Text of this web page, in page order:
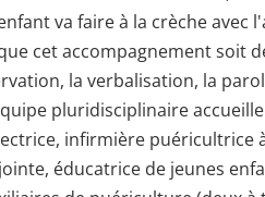
va faire à la crèche avec
cet accompagnement soit
la verbalisation, la
pluridisciplinaire
infirmière puéricultrice
éducatrice de jeunes